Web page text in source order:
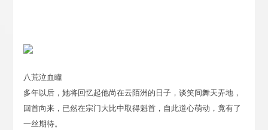
八荒泣血瞳
多年以后，她将回忆起他尚在云陌洲的日子，谈笑间舞天弄地，
回首向来，已然在宗门大比中取得魁首，自此道心萌动，竟有了
一丝期待。